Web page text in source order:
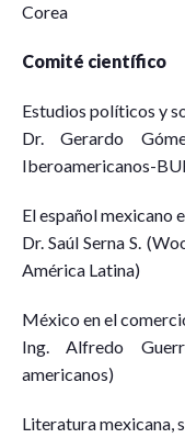
Corea
Comité científico
Estudios políticos y
Dr. Gerardo
Iberoamericanos-
El español mexicano
Dr. Saúl Serna S.
América Latina)
México en el
Ing. Alfredo
americanos)
Literatura mexicana,